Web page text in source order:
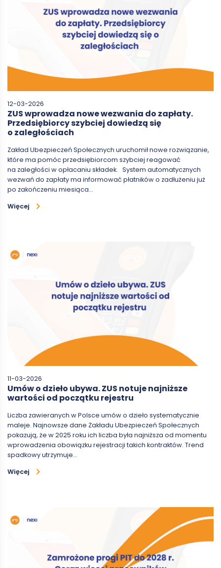
12-03-2026
ZUS wprowadza nowe wezwania do zapłaty.
Przedsiębiorcy szybciej dowiedzą się
o zaległościach
Zakład Ubezpieczeń Społecznych uruchomił nowe rozwiązanie,
które ma pomóc przedsiębiorcom szybciej reagować
na zaległości w opłacaniu składek. System automatycznych
wezwań do zapłaty ma informować płatników o zadłużeniu już
po zakończeniu miesiąca…
Więcej
11-03-2026
Umów o dzieło ubywa. ZUS notuje najniższe
wartości od początku rejestru
Liczba zawieranych w Polsce umów o dzieło systematycznie
maleje. Najnowsze dane Zakładu Ubezpieczeń Społecznych
pokazują, że w 2025 roku ich liczba była najniższa od momentu
wprowadzenia obowiązku rejestracji takich kontraktów. Trend
spadkowy utrzymuje…
Więcej